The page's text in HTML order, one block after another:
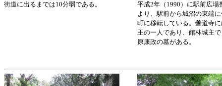
街道に出るまでは10分弱である。
平成2年（1990）に駅前広場
より、駅前から城沼の東端
町に移転している。善道寺
王の一人であり、館林城主
原康政の墓がある。